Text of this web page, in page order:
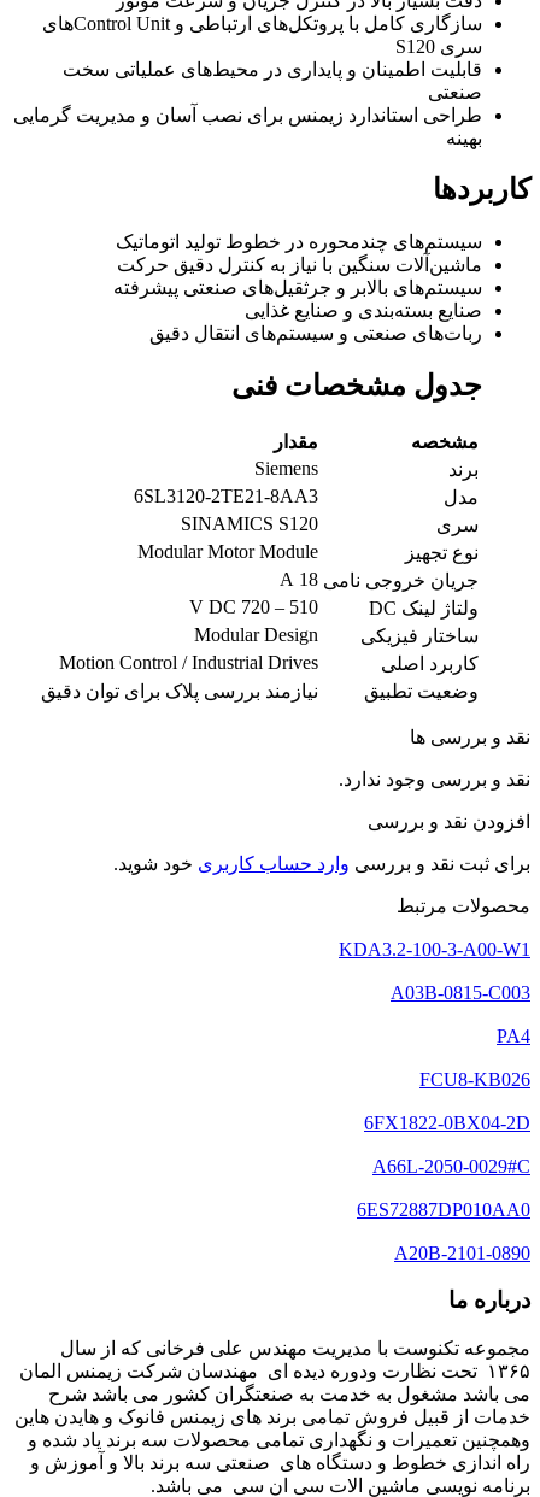
سازگاری کامل با پروتکل‌های ارتباطی و Control Unitهای
سری S120
قابلیت اطمینان و پایداری در محیط‌های عملیاتی سخت
صنعتی
طراحی استاندارد زیمنس برای نصب آسان و مدیریت گرمایی
بهینه
کاربردها
سیستم‌های چندمحوره در خطوط تولید اتوماتیک
ماشین‌آلات سنگین با نیاز به کنترل دقیق حرکت
سیستم‌های بالابر و جرثقیل‌های صنعتی پیشرفته
صنایع بسته‌بندی و صنایع غذایی
ربات‌های صنعتی و سیستم‌های انتقال دقیق
جدول مشخصات فنی
مشخصه
مقدار
برند
Siemens
مدل
6SL3120-2TE21-8AA3
سری
SINAMICS S120
نوع تجهیز
Modular Motor Module
جریان خروجی نامی 18 A
ولتاژ لینک DC
510 – 720 V DC
ساختار فیزیکی
Modular Design
کاربرد اصلی
Motion Control / Industrial Drives
وضعیت تطبیق
نیازمند بررسی پلاک برای توان دقیق
نقد و بررسی ها
نقد و بررسی وجود ندارد.
افزودن نقد و بررسی
برای ثبت نقد و بررسی وارد حساب کاربری خود شوید.
محصولات مرتبط
KDA3.2-100-3-A00-W1
A03B-0815-C003
PA4
FCU8-KB026
6FX1822-0BX04-2D
A66L-2050-0029#C
6ES72887DP010AA0
A20B-2101-0890
درباره ما
مجموعه تکنوست با مدیریت مهندس علی فرخانی که از سال
۱۳۶۵ تحت نظارت ودوره دیده ای مهندسان شرکت زیمنس المان
می باشد مشغول به خدمت به صنعتگران کشور می باشد شرح
خدمات از قبیل فروش تمامی برند های زیمنس فانوک و هایدن هاین
وهمچنین تعمیرات و نگهداری تمامی محصولات سه برند یاد شده و
راه اندازی خطوط و دستگاه های صنعتی سه برند بالا و آموزش و
برنامه نویسی ماشین الات سی ان سی می باشد.